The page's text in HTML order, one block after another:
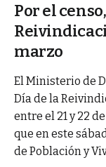
Por el
marzo
El Ministerio de
Día de la
entre el 21 y 22
que en este
de Población y